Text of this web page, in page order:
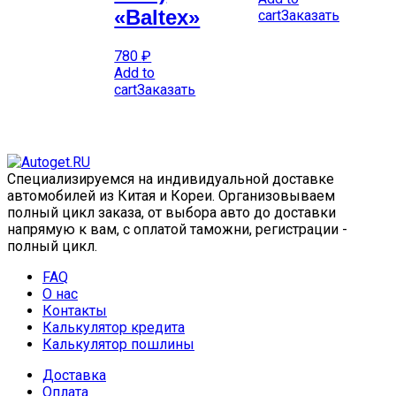
«Baltex»
780₽
Add to
cartЗаказать
cartЗаказать
Специализируемся на индивидуальной доставке
автомобилей из Китая и Кореи. Организовываем
полный цикл заказа, от выбора авто до доставки
напрямую к вам, с оплатой таможни, регистрации -
полный цикл.
FAQ
О нас
Контакты
Калькулятор кредита
Калькулятор пошлины
Доставка
Оплата